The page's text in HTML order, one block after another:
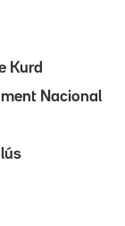
Kurd
Nacional